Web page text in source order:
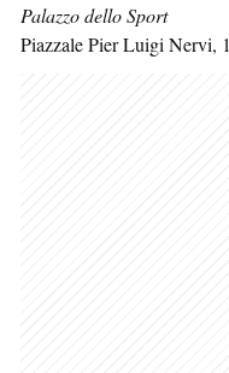
Palazzo dello Sport
Piazzale Pier Luigi Nervi, 1